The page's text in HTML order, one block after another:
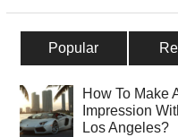
Popular
How To Make
Impression
Los Angeles?